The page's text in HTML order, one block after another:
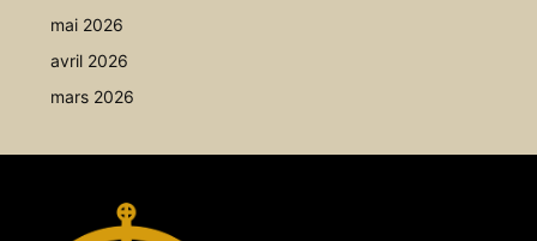
mai 2026
avril 2026
mars 2026